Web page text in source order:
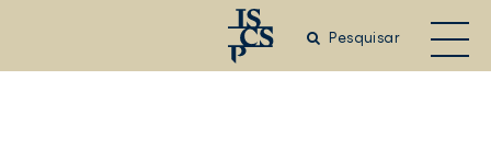
Pesquisar